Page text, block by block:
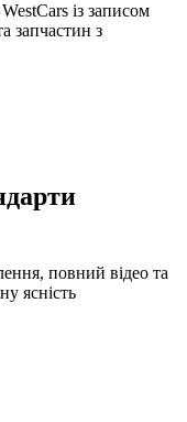
із записом
запчастин з
повний відео та
ясність